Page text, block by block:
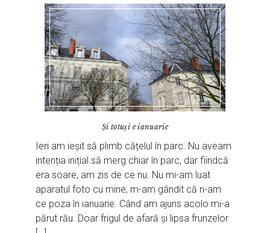
Și totuși e ianuarie
Ieri am ieșit să plimb cățelul în parc. Nu aveam
intenția inițial să merg chiar în parc, dar fiindcă
era soare, am zis de ce nu. Nu mi-am luat
aparatul foto cu mine, m-am gândit că n-am
ce poza în ianuarie. Când am ajuns acolo mi-a
părut rău. Doar frigul de afară și lipsa frunzelor